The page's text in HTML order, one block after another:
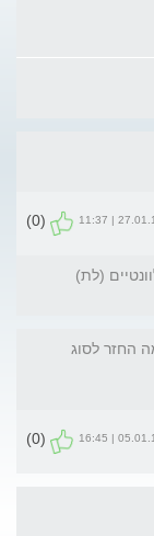
27.01.14 |
(0)
(לת)
החזר לסוג
05.01.14 |
(0)